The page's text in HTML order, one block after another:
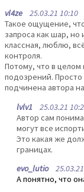
vl4ze 25.03.21 10:10
Такое ощущение,
запроса как шар,
классная, люблю,
контроля.
Потому, что в
подозрений.
подчинена автора
lvlv1 25.03.21
Автор сам
могут все
Это какая же
границах.
evo_lutio25.03.21
А понятно, что